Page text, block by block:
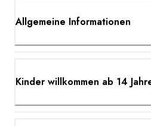
Allgemeine Informationen
Kinder willkommen ab 14